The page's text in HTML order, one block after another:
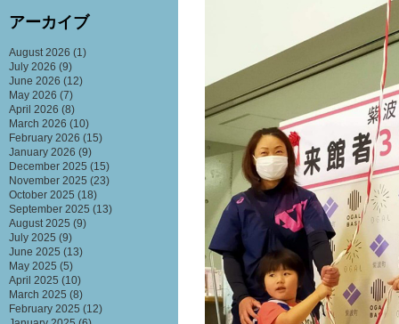
アーカイブ
August 2026 (1)
July 2026 (9)
June 2026 (12)
May 2026 (7)
April 2026 (8)
March 2026 (10)
February 2026 (15)
January 2026 (9)
December 2025 (15)
November 2025 (23)
October 2025 (18)
September 2025 (13)
August 2025 (9)
July 2025 (9)
June 2025 (13)
May 2025 (5)
April 2025 (10)
March 2025 (8)
February 2025 (12)